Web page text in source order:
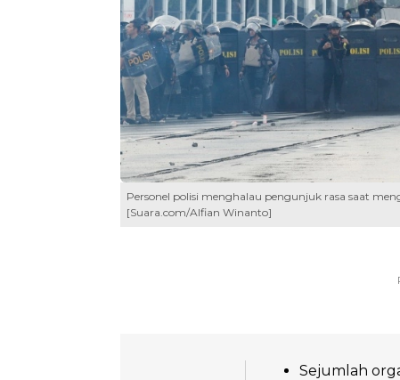
Personel polisi menghalau pengunjuk rasa saat
[Suara.com/Alfian Winanto]
Sejumlah